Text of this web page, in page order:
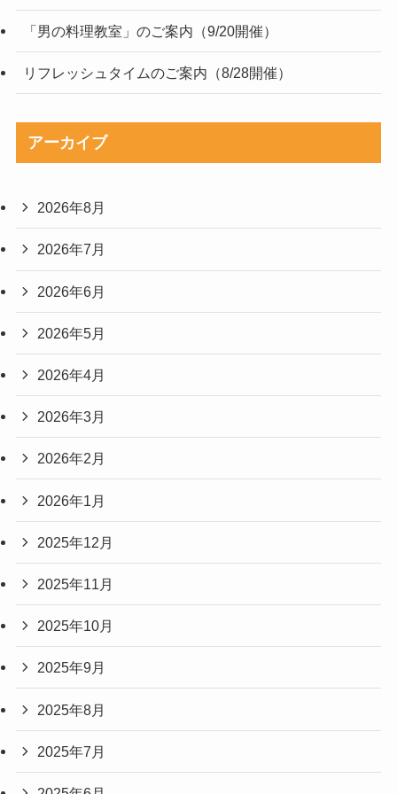
「男の料理教室」のご案内（9/20開催）
リフレッシュタイムのご案内（8/28開催）
アーカイブ
2026年8月
2026年7月
2026年6月
2026年5月
2026年4月
2026年3月
2026年2月
2026年1月
2025年12月
2025年11月
2025年10月
2025年9月
2025年8月
2025年7月